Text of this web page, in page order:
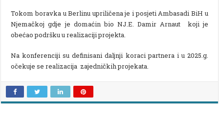
Tokom boravka u Berlinu upriličena je i posjeti Ambasadi BiH u
Njemačkoj gdje je domaćin bio NJ.E. Damir Arnaut koji je
obećao podršku u realizaciji projekta.
Na konferenciji su definisani daljnji koraci partnera i u 2025.g.
očekuje se realizacija zajedničkih projekata.